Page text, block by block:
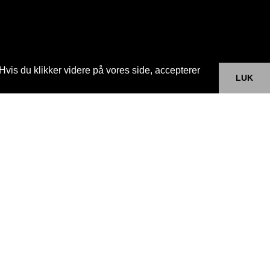
du klikker videre på vores side, accepterer
LUK